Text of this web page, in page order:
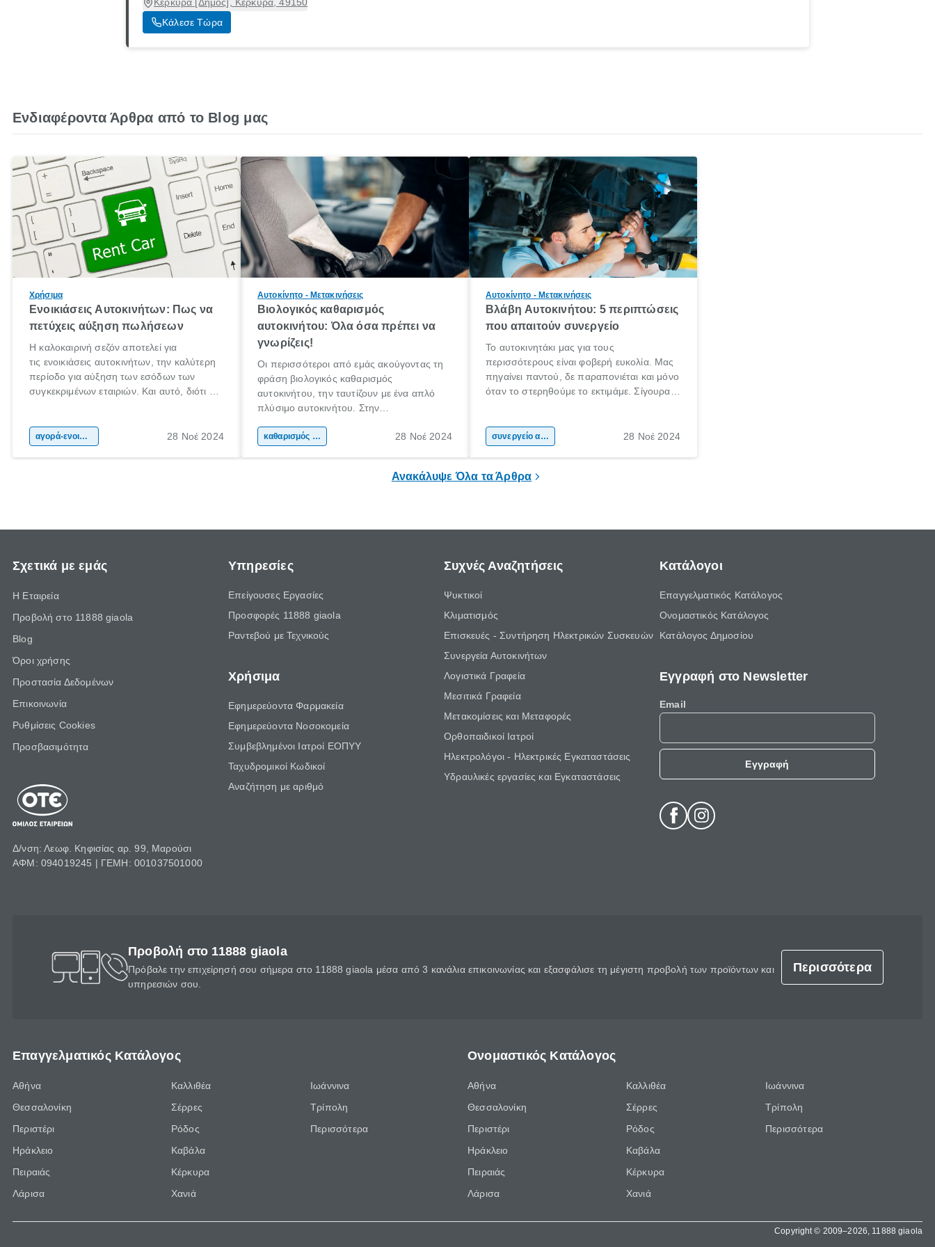
Κάλεσε Τώρα
Ενδιαφέροντα Άρθρα από το Blog μας
Χρήσιμα
Ενοικιάσεις Αυτοκινήτων: Πως να
πετύχεις αύξηση πωλήσεων
Η καλοκαιρινή σεζόν αποτελεί για
τις ενοικιάσεις αυτοκινήτων, την καλύτερη
περίοδο για αύξηση των εσόδων των
συγκεκριμένων εταιριών. Και αυτό, διότι οι
πολιτών, που κάνουν τους ίδιους να
επιλέξουν την ενοικίαση αυτοκινήτου ή
αγορά-ενοικίαση αυτοκινήτου 28 Νοέ 2024
Αυτοκίνητο - Μετακινήσεις
Βιολογικός καθαρισμός
αυτοκινήτου: Όλα όσα πρέπει να
γνωρίζεις!
Οι περισσότεροι από εμάς ακούγοντας τη
φράση βιολογικός καθαρισμός
αυτοκινήτου, την ταυτίζουν με ένα απλό
πλύσιμο αυτοκινήτου. Στην
βιολογικός καθαρισμός αυτοκινήτου, είναι
καθαρισμός αυτοκινήτου 28 Νοέ 2024
Αυτοκίνητο - Μετακινήσεις
Βλάβη Αυτοκινήτου: 5 περιπτώσεις
που απαιτούν συνεργείο
Το αυτοκινητάκι μας για τους
περισσότερους είναι φοβερή ευκολία. Μας
πηγαίνει παντού, δε παραπονιέται και μόνο
όταν το στερηθούμε το εκτιμάμε. Σίγουρα
που αν παρουσιαστεί μία βλάβη (ειδικά αν
δε τη θεωρούμε σοβαρή) θα αναβάλουμε
συνεργείο αυτοκινήτου 28 Νοέ 2024
Ανακάλυψε Όλα τα Άρθρα
Σχετικά με εμάς
Η Εταιρεία
Προβολή στο 11888 giaola
Blog
Όροι χρήσης
Προστασία Δεδομένων
Επικοινωνία
Ρυθμίσεις Cookies
Προσβασιμότητα
Δ/νση: Λεωφ. Κηφισίας αρ. 99, Μαρούσι
ΑΦΜ: 094019245 | ΓΕΜΗ: 001037501000
Υπηρεσίες
Επείγουσες Εργασίες
Προσφορές 11888 giaola
Ραντεβού με Τεχνικούς
Χρήσιμα
Εφημερεύοντα Φαρμακεία
Εφημερεύοντα Νοσοκομεία
Συμβεβλημένοι Ιατροί ΕΟΠΥΥ
Ταχυδρομικοί Κωδικοί
Αναζήτηση με αριθμό
Συχνές Αναζητήσεις
Ψυκτικοί
Κλιματισμός
Επισκευές - Συντήρηση Ηλεκτρικών Συσκευών
Συνεργεία Αυτοκινήτων
Λογιστικά Γραφεία
Μεσιτικά Γραφεία
Μετακομίσεις και Μεταφορές
Ορθοπαιδικοί Ιατροί
Ηλεκτρολόγοι - Ηλεκτρικές Εγκαταστάσεις
Υδραυλικές εργασίες και Εγκαταστάσεις
Κατάλογοι
Επαγγελματικός Κατάλογος
Ονομαστικός Κατάλογος
Κατάλογος Δημοσίου
Εγγραφή στο Newsletter
Email
Εγγραφή
Προβολή στο 11888 giaola
Πρόβαλε την επιχείρησή σου σήμερα στο 11888 giaola μέσα από 3 κανάλια επικοινωνίας και εξασφάλισε τη μέγιστη προβολή των προϊόντων και
υπηρεσιών σου.
Περισσότερα
Επαγγελματικός Κατάλογος
Αθήνα
Θεσσαλονίκη
Περιστέρι
Ηράκλειο
Πειραιάς
Λάρισα
Καλλιθέα
Σέρρες
Ρόδος
Καβάλα
Κέρκυρα
Χανιά
Ιωάννινα
Τρίπολη
Περισσότερα
Ονομαστικός Κατάλογος
Αθήνα
Θεσσαλονίκη
Περιστέρι
Ηράκλειο
Πειραιάς
Λάρισα
Καλλιθέα
Σέρρες
Ρόδος
Καβάλα
Κέρκυρα
Χανιά
Ιωάννινα
Τρίπολη
Περισσότερα
Copyright © 2009–2026, 11888 giaola